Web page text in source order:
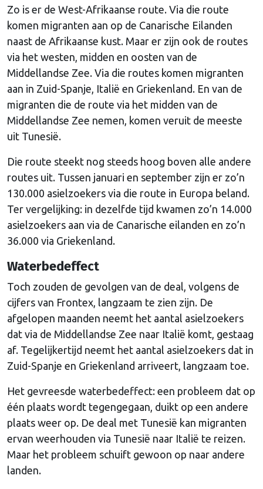
Zo is er de West-Afrikaanse route. Via die route
komen migranten aan op de Canarische Eilanden
naast de Afrikaanse kust. Maar er zijn ook de routes
via het westen, midden en oosten van de
Middellandse Zee. Via die routes komen migranten
aan in Zuid-Spanje, Italië en Griekenland. En van de
migranten die de route via het midden van de
Middellandse Zee nemen, komen veruit de meeste
uit Tunesië.
Die route steekt nog steeds hoog boven alle andere
routes uit. Tussen januari en september zijn er zo’n
130.000 asielzoekers via die route in Europa beland.
Ter vergelijking: in dezelfde tijd kwamen zo’n 14.000
asielzoekers aan via de Canarische eilanden en zo’n
36.000 via Griekenland.
Waterbedeffect
Toch zouden de gevolgen van de deal, volgens de
cijfers van Frontex, langzaam te zien zijn. De
afgelopen maanden neemt het aantal asielzoekers
dat via de Middellandse Zee naar Italië komt, gestaag
af. Tegelijkertijd neemt het aantal asielzoekers dat in
Zuid-Spanje en Griekenland arriveert, langzaam toe.
Het gevreesde waterbedeffect: een probleem dat op
één plaats wordt tegengegaan, duikt op een andere
plaats weer op. De deal met Tunesië kan migranten
ervan weerhouden via Tunesië naar Italië te reizen.
Maar het probleem schuift gewoon op naar andere
landen.